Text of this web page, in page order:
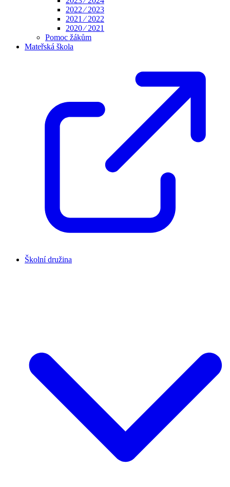
2022 ⁄ 2023
2021 ⁄ 2022
2020 ⁄ 2021
Pomoc žákům
Mateřská škola
Školní družina